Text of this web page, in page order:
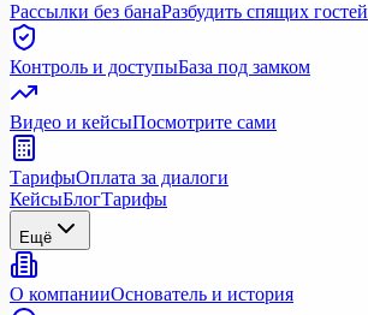
Рассылки без банаРазбудить спящих гостей
Контроль и доступыБаза под замком
Видео и кейсыПосмотрите сами
ТарифыОплата за диалоги
КейсыБлогТарифы
Ещё
О компанииОснователь и история